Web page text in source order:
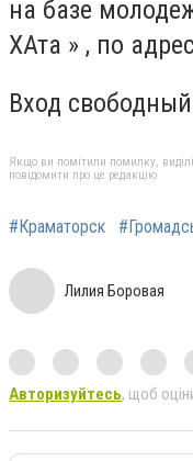
на базе
ХАта » , по
Вход
Якщо ви помітили помилку,
повідомити про це редакцію
#Краматорск
Лилия Боровая
Авторизуйтесь, щоб